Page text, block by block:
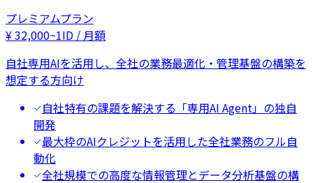
プレミアムプラン
¥32,000~1ID / 月額
自社専用AIを活用し、全社の業務最適化・管理基盤の構築を
想定する方向け
自社特有の課題を解決する「専用AI Agent」の独自
開発
最大枠のAIクレジットを活用した全社業務のフル自
動化
全社規模での高度な情報管理とデータ分析基盤の構